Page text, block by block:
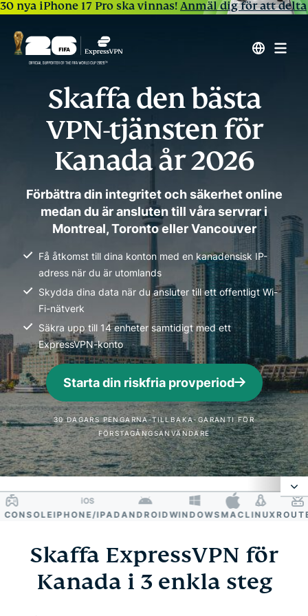
30 nya iPhone 17 Pro ska vinnas!Anmäl dig för att delta
Skaffa den bästa
VPN-tjänsten för
Kanada år 2026
Förbättra din integritet och säkerhet online
medan du är ansluten till våra servrar i
Montreal, Toronto eller Vancouver
Få åtkomst till dina konton med en kanadensisk IP-
adress när du är utomlands
Skydda dina data när du ansluter till ett offentligt Wi-
Fi-nätverk
Säkra upp till 14 enheter samtidigt med ett
ExpressVPN-konto
Starta din riskfria provperiod
30 DAGARS PENGARNA-TILLBAKA-GARANTI FÖR
FÖRSTAGÅNGSANVÄNDARE
Varför använda en VPN Kanada?
Hur man får en kanadensisk IP-adress
IPHONE/IPADANDROIDWINDOWSMACLINUX ROUTER
Skaffa ExpressVPN för
Kanada i 3 enkla steg